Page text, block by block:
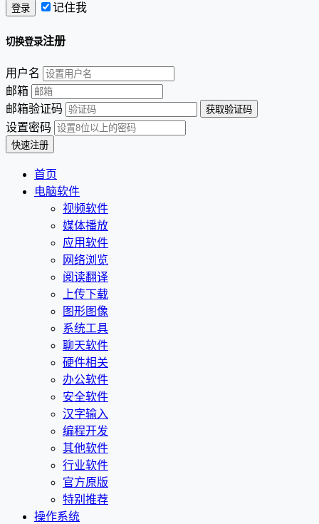
记住我
切换登录注册
用户名
邮箱
邮箱验证码
设置密码
首页
电脑软件
视频软件
媒体播放
应用软件
网络浏览
阅读翻译
上传下载
图形图像
系统工具
聊天软件
硬件相关
办公软件
安全软件
汉字输入
编程开发
其他软件
行业软件
官方原版
特别推荐
操作系统